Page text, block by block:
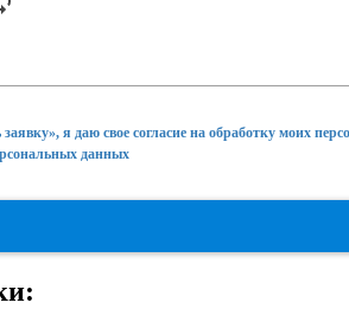
я даю свое согласие на обработку моих
данных